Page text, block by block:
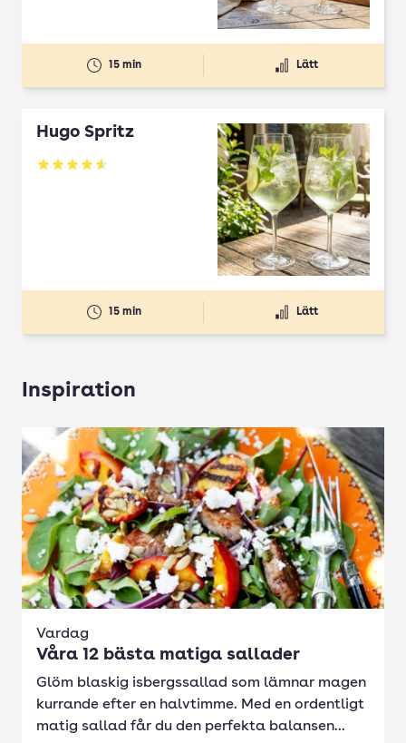
15 min Lätt
Hugo Spritz
Betyg: 4.61 av 5
15 min Lätt
Inspiration
Vardag
Våra 12 bästa matiga sallader
Glöm blaskig isbergssallad som lämnar magen
kurrande efter en halvtimme. Med en ordentligt
matig sallad får du den perfekta balansen...